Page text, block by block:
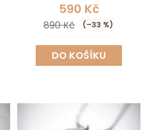
590 Kč
890 Kč (–33 %)
DO KOŠÍKU